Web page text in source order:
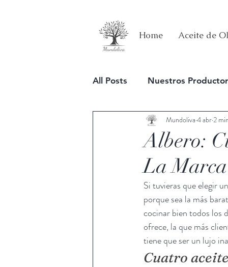
Home Aceite de
All Posts Nuestros
Estilo de vida
Albero:
La
Mundoliva 4 abr 2
Si tuvieras que elegir
porque sea la más
cocinar bien todos los
ofrece, la que más
tiene que ser un lujo
Cuatro